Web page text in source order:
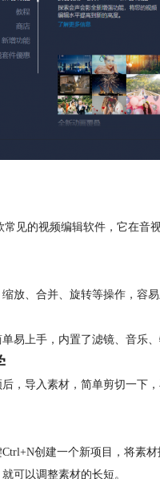
常见的视频编辑软件，它在
放、合并、旋转等操作，容
易上手，内置了滤镜、音乐
，导入素材，简单剪切一下
创建一个新项目，将素
可以调整素材的长短。